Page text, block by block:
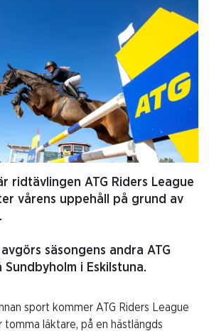
ridtävlingen ATG Riders League
vårens uppehåll på grund av
säsongens andra ATG
Sundbyholm i Eskilstuna.
sport kommer ATG Riders League
läktare, på en hästlängds